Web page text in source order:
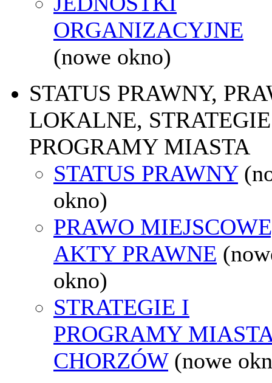
ORGANIZACYJNE
(nowe okno)
STATUS PRAWNY,
LOKALNE,
PROGRAMY MIASTA
STATUS PRAWNY
okno)
PRAWO
AKTY PRAWNE
okno)
STRATEGIE I
PROGRAMY
CHORZÓW (nowe